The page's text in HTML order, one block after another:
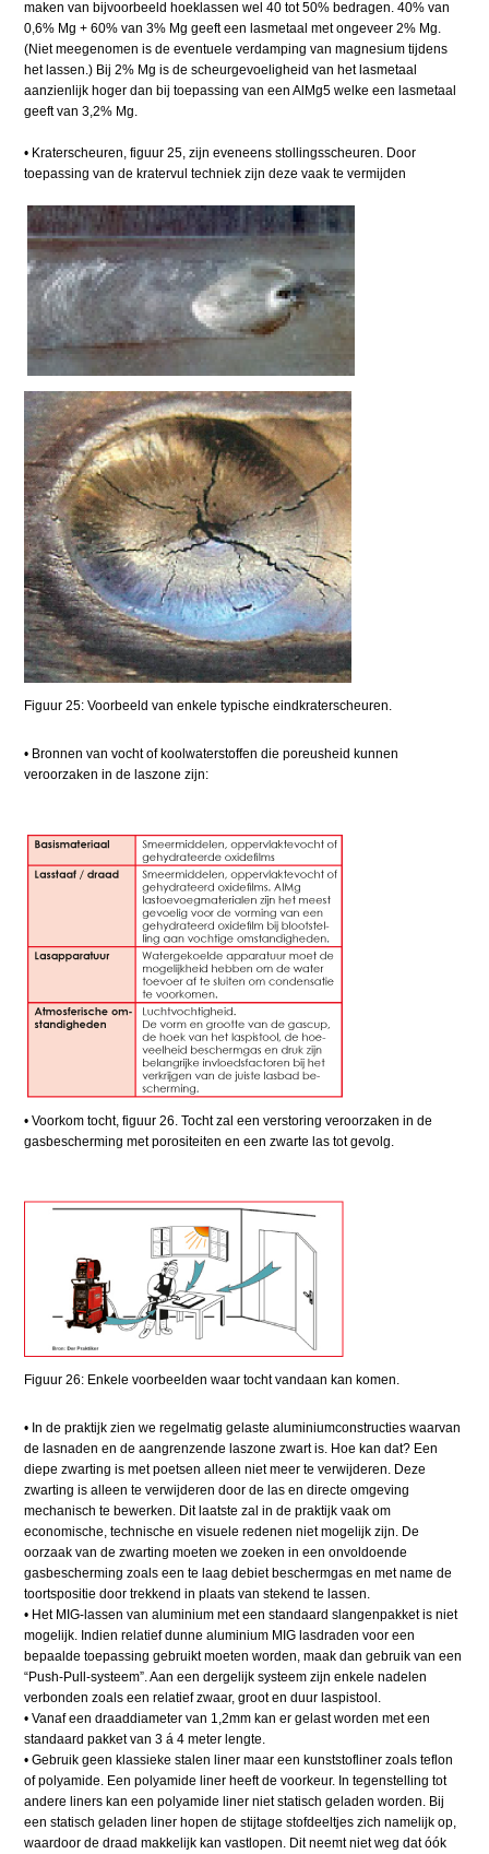
maken van bijvoorbeeld hoeklassen wel 40 tot 50% bedragen. 40% van
0,6% Mg + 60% van 3% Mg geeft een lasmetaal met ongeveer 2% Mg.
(Niet meegenomen is de eventuele verdamping van magnesium tijdens
het lassen.) Bij 2% Mg is de scheurgevoeligheid van het lasmetaal
aanzienlijk hoger dan bij toepassing van een AlMg5 welke een lasmetaal
geeft van 3,2% Mg.
• Kraterscheuren, figuur 25, zijn eveneens stollingsscheuren. Door
toepassing van de kratervul techniek zijn deze vaak te vermijden
Figuur 25: Voorbeeld van enkele typische eindkraterscheuren.
• Bronnen van vocht of koolwaterstoffen die poreusheid kunnen
veroorzaken in de laszone zijn:
• Voorkom tocht, figuur 26. Tocht zal een verstoring veroorzaken in de
gasbescherming met porositeiten en een zwarte las tot gevolg.
Figuur 26: Enkele voorbeelden waar tocht vandaan kan komen.
• In de praktijk zien we regelmatig gelaste aluminiumconstructies waarvan
de lasnaden en de aangrenzende laszone zwart is. Hoe kan dat? Een
diepe zwarting is met poetsen alleen niet meer te verwijderen. Deze
zwarting is alleen te verwijderen door de las en directe omgeving
mechanisch te bewerken. Dit laatste zal in de praktijk vaak om
economische, technische en visuele redenen niet mogelijk zijn. De
oorzaak van de zwarting moeten we zoeken in een onvoldoende
gasbescherming zoals een te laag debiet beschermgas en met name de
toortspositie door trekkend in plaats van stekend te lassen.
• Het MIG-lassen van aluminium met een standaard slangenpakket is niet
mogelijk. Indien relatief dunne aluminium MIG lasdraden voor een
bepaalde toepassing gebruikt moeten worden, maak dan gebruik van een
“Push-Pull-systeem”. Aan een dergelijk systeem zijn enkele nadelen
verbonden zoals een relatief zwaar, groot en duur laspistool.
• Vanaf een draaddiameter van 1,2mm kan er gelast worden met een
standaard pakket van 3 á 4 meter lengte.
• Gebruik geen klassieke stalen liner maar een kunststofliner zoals teflon
of polyamide. Een polyamide liner heeft de voorkeur. In tegenstelling tot
andere liners kan een polyamide liner niet statisch geladen worden. Bij
een statisch geladen liner hopen de stijtage stofdeeltjes zich namelijk op,
waardoor de draad makkelijk kan vastlopen. Dit neemt niet weg dat óók